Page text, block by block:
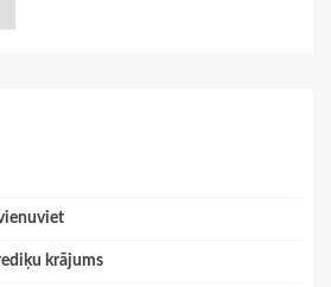
krājums